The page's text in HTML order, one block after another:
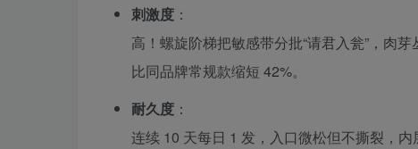
刺激度 ：
高！螺旋阶梯把敏感带分批“请君入瓮”，肉芽
比同品牌常规款缩短 42%。
耐久度 ：
连续 10 天每日 1 发，入口微松但不撕裂，